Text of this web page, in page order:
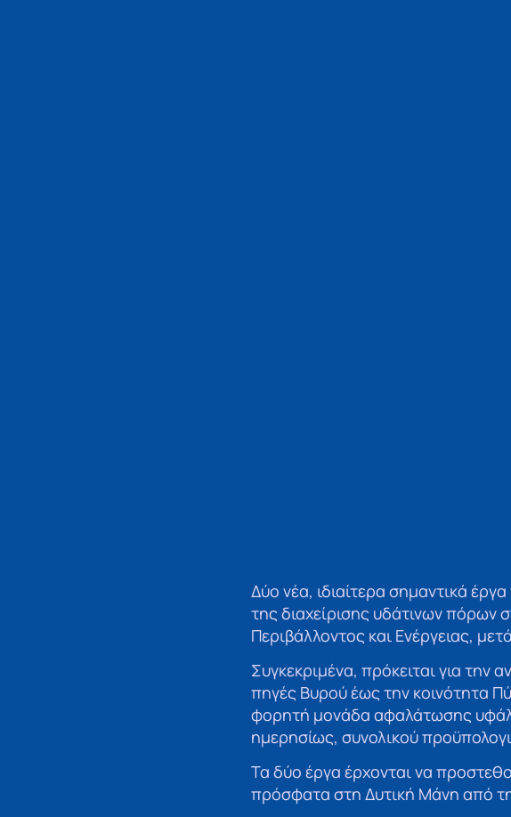
Δύο νέα, ιδιαίτερα σημαντικά
της διαχείρισης υδάτινων πόρων
Περιβάλλοντος και Ενέργειας,
Συγκεκριμένα, πρόκειται για την
πηγές Βυρού έως την κοινότητα
φορητή μονάδα αφαλάτωσης
ημερησίως, συνολικού
Τα δύο έργα έρχονται να
πρόσφατα στη Δυτική Μάνη από